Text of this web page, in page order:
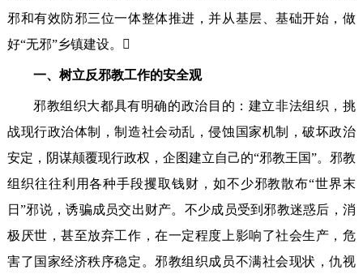
邪和有效防邪三位一体整体推进，并从基层、基础开始，做
好“无邪”乡镇建设。
一、树立反邪教工作的安全观
邪教组织大都具有明确的政治目的：建立非法组织，挑
战现行政治体制，制造社会动乱，侵蚀国家机制，破坏政治
安定，阴谋颠覆现行政权，企图建立自己的“邪教王国”。邪教
组织往往利用各种手段攫取钱财，如不少邪教散布“世界末
日”邪说，诱骗成员交出财产。不少成员受到邪教迷惑后，消
极厌世，甚至放弃工作，在一定程度上影响了社会生产，危
害了国家经济秩序稳定。邪教组织成员不满社会现状，仇视